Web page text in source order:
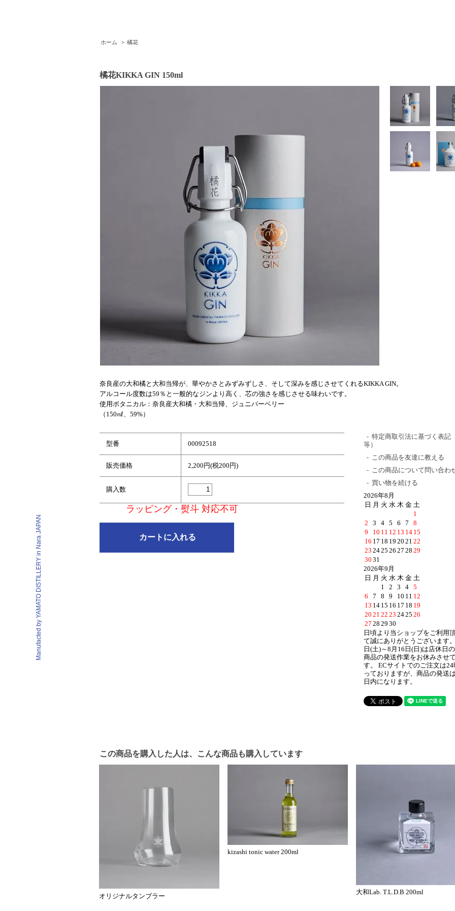
Manufacted by YAMATO DISTILLERY in Nara JAPAN
ホーム > 橘花
橘花KIKKA GIN 150ml
奈良産の大和橘と大和当帰が、華やかさとみずみずしさ、そして深みを感じさせてくれるKIKKA GIN。
アルコール度数は59％と一般的なジンより高く、芯の強さを感じさせる味わいです。
使用ボタニカル：奈良産大和橘・大和当帰、ジュニパーベリー
（150㎖、59%）
型番 00092518
販売価格 2,200円(税200円)
購入数
ラッピング・熨斗 対応不可
特定商取引法に基づく表記
等）
この商品を友達に教える
この商品について問い合わ
買い物を続ける
2026年8月
日 月 火 水 木 金 土
1
2
3 4 5 6 7
8
9
10 11 12 13 14 15
16 17 18 19 20 21 22
23 2425 26 27 28 29
30 31
2026年9月
日 月 火 水 木 金 土
1
2 3 4
5
6
7 8 9 10 11 12
13 14 15 16 17 18 19
20 21 22 23 2425 26
27 28 29 30
日頃より当ショップをご利用
て誠にありがとうございます
日(土)～8月16日(日)は店休日
商品の発送作業をお休みさせ
す。 ECサイトでのご注文は24
っておりますが、商品の発送
日内になります。
この商品を購入した人は、こんな商品も購入しています
オリジナルタンブラー
kizashi tonic water 200ml
大和Lab. T.L.D.B 200ml